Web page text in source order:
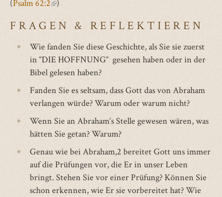
(Psalm 62:2(link
external)
)
FRAGEN & REFLEKTIEREN
Wie fanden Sie diese Geschichte, als Sie sie zuerst
in “DIE HOFFNUNG“ gesehen haben oder in der
Bibel gelesen haben?
Fanden Sie es seltsam, dass Gott das von Abraham
verlangen würde? Warum oder warum nicht?
Wenn Sie an Abraham‘s Stelle gewesen wären, was
hätten Sie getan? Warum?
Genau wie bei Abraham,2 bereitet Gott uns immer
auf die Prüfungen vor, die Er in unser Leben
bringt. Stehen Sie vor einer Prüfung? Können Sie
schon erkennen, wie Er sie vorbereitet hat? Wie